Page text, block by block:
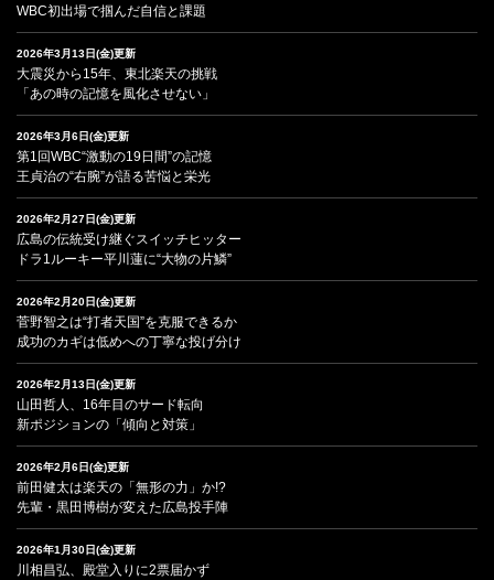
WBC初出場で掴んだ自信と課題
2026年3月13日(金)更新
大震災から15年、東北楽天の挑戦
「あの時の記憶を風化させない」
2026年3月6日(金)更新
第1回WBC“激動の19日間”の記憶
王貞治の“右腕”が語る苦悩と栄光
2026年2月27日(金)更新
広島の伝統受け継ぐスイッチヒッター
ドラ1ルーキー平川蓮に“大物の片鱗”
2026年2月20日(金)更新
菅野智之は“打者天国”を克服できるか
成功のカギは低めへの丁寧な投げ分け
2026年2月13日(金)更新
山田哲人、16年目のサード転向
新ポジションの「傾向と対策」
2026年2月6日(金)更新
前田健太は楽天の「無形の力」か!?
先輩・黒田博樹が変えた広島投手陣
2026年1月30日(金)更新
川相昌弘、殿堂入りに2票届かず